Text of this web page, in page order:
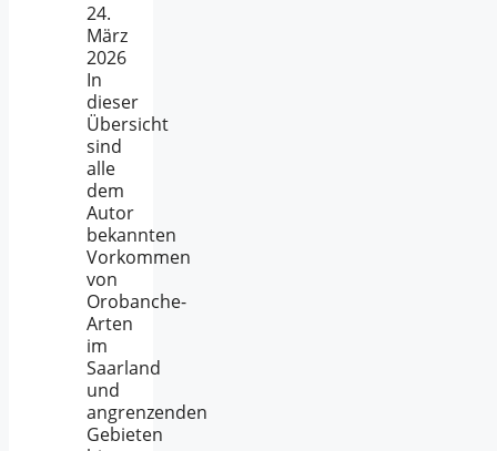
24.
März
2026
In
dieser
Übersicht
sind
alle
dem
Autor
bekannten
Vorkommen
von
Orobanche-
Arten
im
Saarland
und
angrenzenden
Gebieten